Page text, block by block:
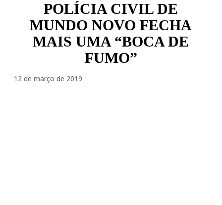
POLÍCIA CIVIL DE
MUNDO NOVO FECHA
MAIS UMA “BOCA DE
FUMO”
12 de março de 2019